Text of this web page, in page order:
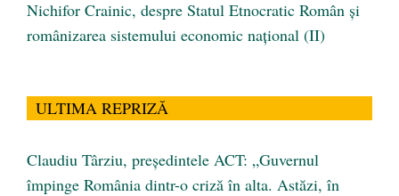
Nichifor Crainic, despre Statul Etnocratic Român şi
românizarea sistemului economic naţional (II)
ULTIMA REPRIZĂ
Claudiu Târziu, președintele ACT: „Guvernul
împinge România dintr-o criză în alta. Astăzi, în